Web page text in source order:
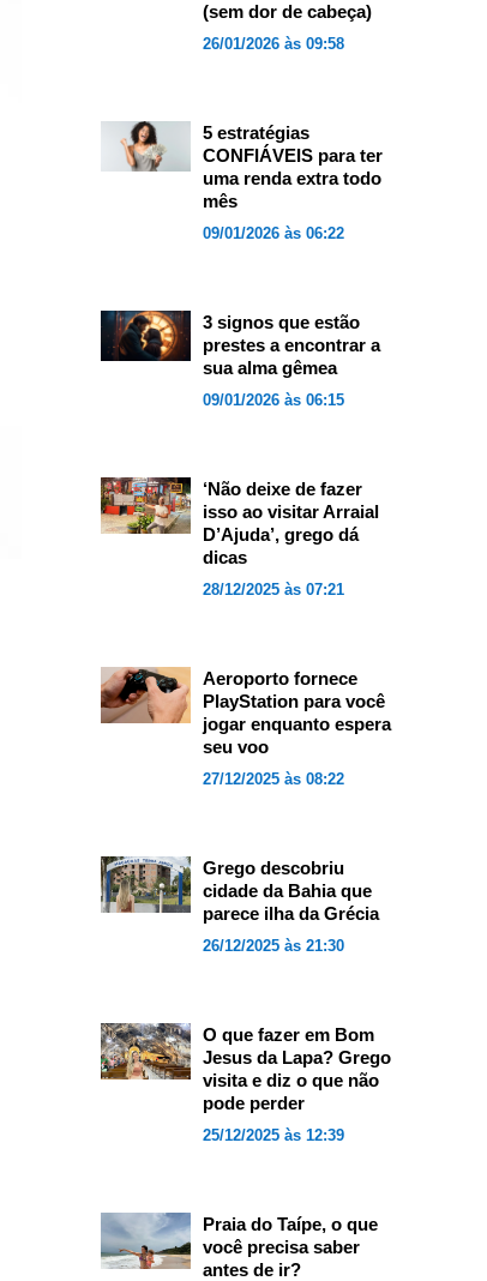
(sem dor de cabeça)
26/01/2026 às 09:58
5 estratégias
CONFIÁVEIS para ter
uma renda extra todo
mês
09/01/2026 às 06:22
3 signos que estão
prestes a encontrar a
sua alma gêmea
09/01/2026 às 06:15
‘Não deixe de fazer
isso ao visitar Arraial
D’Ajuda’, grego dá
dicas
28/12/2025 às 07:21
Aeroporto fornece
PlayStation para você
jogar enquanto espera
seu voo
27/12/2025 às 08:22
Grego descobriu
cidade da Bahia que
parece ilha da Grécia
26/12/2025 às 21:30
O que fazer em Bom
Jesus da Lapa? Grego
visita e diz o que não
pode perder
25/12/2025 às 12:39
Praia do Taípe, o que
você precisa saber
antes de ir?